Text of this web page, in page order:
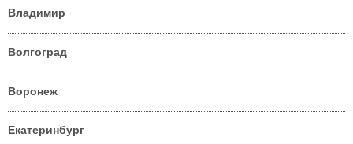
Владимир
Волгоград
Воронеж
Екатеринбург